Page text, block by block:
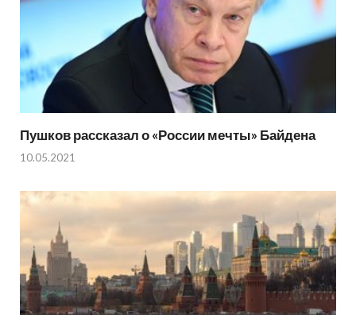
Пушков рассказал о «России мечты» Байдена
10.05.2021